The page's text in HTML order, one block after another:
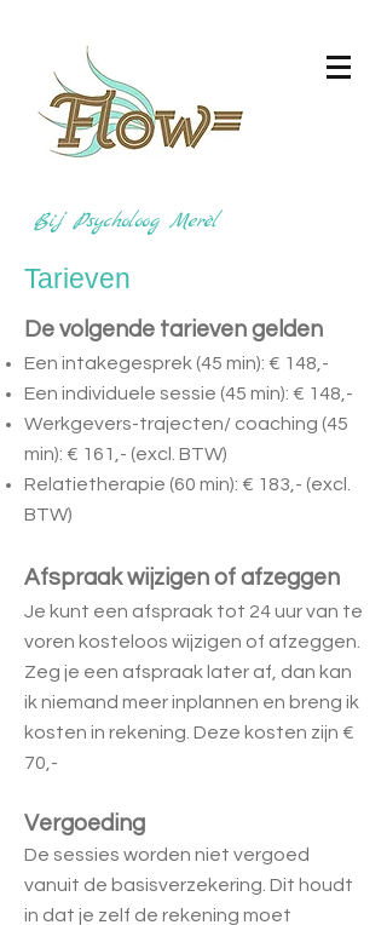
Bij Psycholoog Merèl
Tarieven
De volgende tarieven gelden
Een intakegesprek (45 min): € 148,-
Een individuele sessie (45 min): € 148,-
Werkgevers-trajecten/ coaching (45
min): € 161,- (excl. BTW)
Relatietherapie (60 min): € 183,- (excl.
BTW)
Afspraak wijzigen of afzeggen
Je kunt een afspraak tot 24 uur van te
voren kosteloos wijzigen of afzeggen.
Zeg je een afspraak later af, dan kan
ik niemand meer inplannen en breng ik
kosten in rekening. Deze kosten zijn €
70,-
Vergoeding
De sessies worden niet vergoed
vanuit de basisverzekering. Dit houdt
in dat je zelf de rekening moet